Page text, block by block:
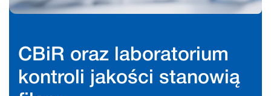
CBiR oraz laboratorium
kontroli jakości stanowią